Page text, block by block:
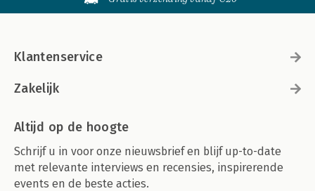
Klantenservice
Zakelijk
Altijd op de hoogte
Schrijf u in voor onze nieuwsbrief en blijf up-to-date
met relevante interviews en recensies, inspirerende
events en de beste acties.